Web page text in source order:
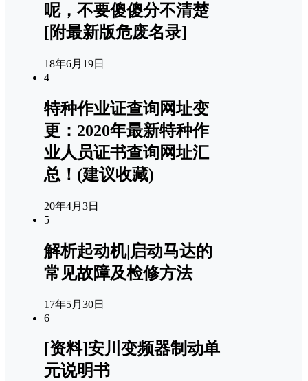
呢，不要傻傻分不清楚
[附最新版危废名录]
18年6月19日
4
特种作业证查询网址变
更：2020年最新特种作
业人员证书查询网址汇
总！(建议收藏)
20年4月3日
5
解析起动机|启动马达的
常见故障及检修方法
17年5月30日
6
[资料]安川变频器制动单
元说明书